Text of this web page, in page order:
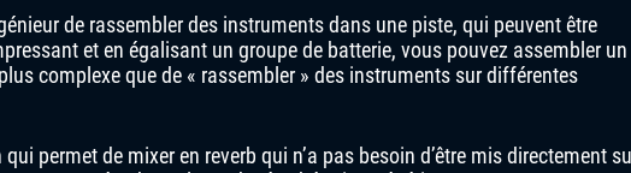
de rassembler des instruments dans une piste, qui peuvent être
et en égalisant un groupe de batterie, vous pouvez assembler un
complexe que de « rassembler » des instruments sur différentes
permet de mixer en reverb qui n’a pas besoin d’être mis directement